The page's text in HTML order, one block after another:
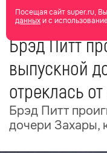
Посещая сайт super.ru,
данныхи с
главная
Брэд Питт
выпускной
отреклась от
Брэд Питт
дочери Захары,